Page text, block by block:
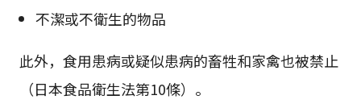
不潔或不衛生的物品
此外，食用患病或疑似患病的畜牲和家禽也被禁止
（日本食品衛生法第10條）。